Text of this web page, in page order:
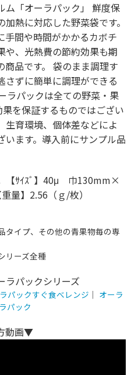
ム「オーラパック」 鮮度保
熱に対応した野菜袋です。
手間や時間がかかるカボチ
や、光熱費の節約効果も期
品です。 袋のまま調理す
さずに簡単に調理ができる
ラパックは全ての野菜・果
を保証するものではござい
生育環境、個体差などによ
います。導入前にサンプル品
【ｻｲｽﾞ】40μ 巾130mm×
量】2.56（ｇ/枚）
タイプ、その他の青果物毎の専
リーズ全種
ラパックシリーズ
パックすぐ食べレンジ ｜ オーラ
パック
動画▼